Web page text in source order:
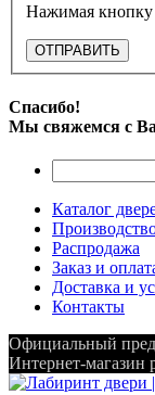
Нажимая
ОТПРАВИТЬ
Спасибо!
Мы свяжемся с
Каталог
Распродажа
Заказ и
Доставка и
Контакты
Официальный
Интернет-магазин